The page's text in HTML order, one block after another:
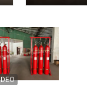
বিপদাশঙ্কা